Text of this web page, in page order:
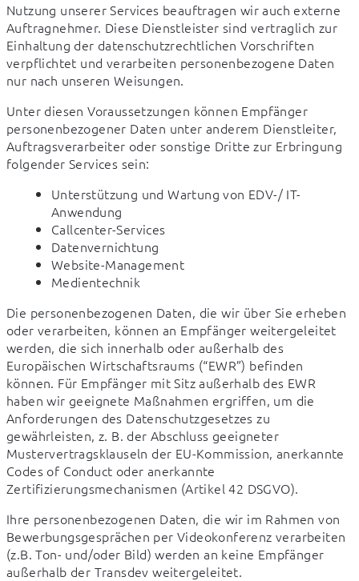
Nutzung unserer Services beauftragen wir auch externe
Auftragnehmer. Diese Dienstleister sind vertraglich zur
Einhaltung der datenschutzrechtlichen Vorschriften
verpflichtet und verarbeiten personenbezogene Daten
nur nach unseren Weisungen.
Unter diesen Voraussetzungen können Empfänger
personenbezogener Daten unter anderem Dienstleiter,
Auftragsverarbeiter oder sonstige Dritte zur Erbringung
folgender Services sein:
Unterstützung und Wartung von EDV-/ IT-
Anwendung
Callcenter-Services
Datenvernichtung
Website-Management
Medientechnik
Die personenbezogenen Daten, die wir über Sie erheben
oder verarbeiten, können an Empfänger weitergeleitet
werden, die sich innerhalb oder außerhalb des
Europäischen Wirtschaftsraums (“EWR”) befinden
können. Für Empfänger mit Sitz außerhalb des EWR
haben wir geeignete Maßnahmen ergriffen, um die
Anforderungen des Datenschutzgesetzes zu
gewährleisten, z. B. der Abschluss geeigneter
Mustervertragsklauseln der EU-Kommission, anerkannte
Codes of Conduct oder anerkannte
Zertifizierungsmechanismen (Artikel 42 DSGVO).
Ihre personenbezogenen Daten, die wir im Rahmen von
Bewerbungsgesprächen per Videokonferenz verarbeiten
(z.B. Ton- und/oder Bild) werden an keine Empfänger
außerhalb der Transdev weitergeleitet.